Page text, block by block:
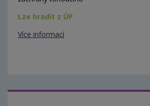
Lze hradit z ÚP
Více informací